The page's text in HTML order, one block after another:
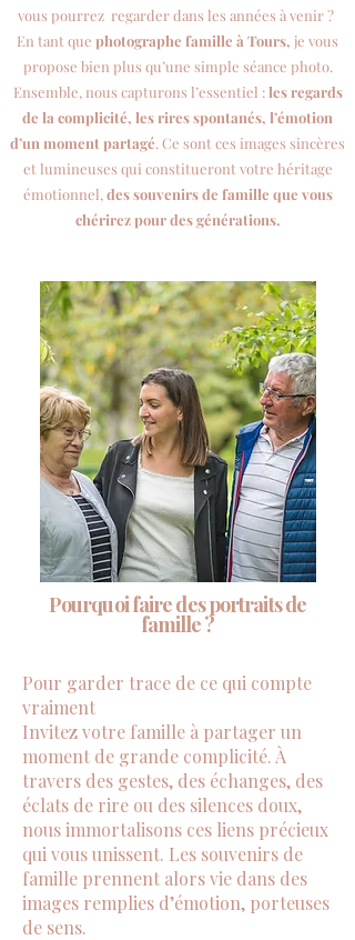
vous pourrez regarder dans les années à venir ?
En tant que photographe famille à Tours, je vous
propose bien plus qu’une simple séance photo.
Ensemble, nous capturons l’essentiel :les regards
de la complicité, les rires spontanés, l’émotion
d’un moment partagé. Ce sont ces images sincères
et lumineuses qui constitueront votre héritage
émotionnel, des souvenirs de famille que vous
chérirez pour des générations.
Pourquoi faire des portraits de
famille ?
Pour garder trace de ce qui compte
vraiment
Invitez votre famille à partager un
moment de grande complicité. À
travers des gestes, des échanges, des
éclats de rire ou des silences doux,
nous immortalisons ces liens précieux
qui vous unissent. Les souvenirs de
famille prennent alors vie dans des
images remplies d’émotion, porteuses
de sens.